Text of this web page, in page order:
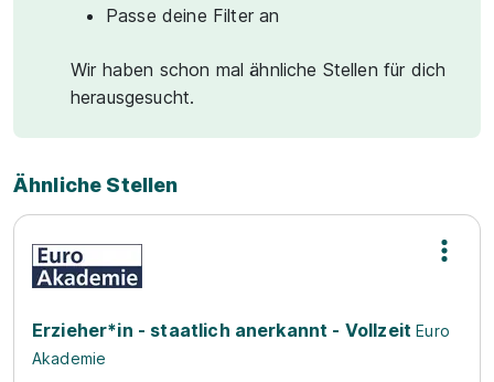
Passe deine Filter an
Wir haben schon mal ähnliche Stellen für dich
herausgesucht.
Ähnliche Stellen
Erzieher*in - staatlich anerkannt - Vollzeit Euro
Akademie